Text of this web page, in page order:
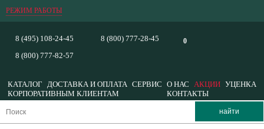
РЕЖИМ РАБОТЫ
0
8 (495) 108-24-45
8 (800) 777-82-57
8 (800) 777-28-45
КАТАЛОГ ДОСТАВКА И ОПЛАТА СЕРВИС О НАС АКЦИИ УЦЕНКА
КОРПОРАТИВНЫМ КЛИЕНТАМ
КОНТАКТЫ